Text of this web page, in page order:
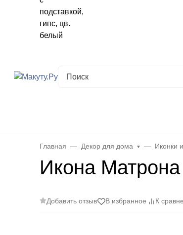
Главная Декор для дома Иконки
Икона Матрона
Добавить отзыв В избранное К